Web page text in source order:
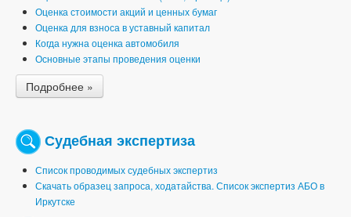
Оценка стоимости акций и ценных бумаг
Оценка для взноса в уставный капитал
Когда нужна оценка автомобиля
Основные этапы проведения оценки
Подробнее »
Судебная экспертиза
Список проводимых судебных экспертиз
Скачать образец запроса, ходатайства. Список экспертиз АБО в
Иркутске